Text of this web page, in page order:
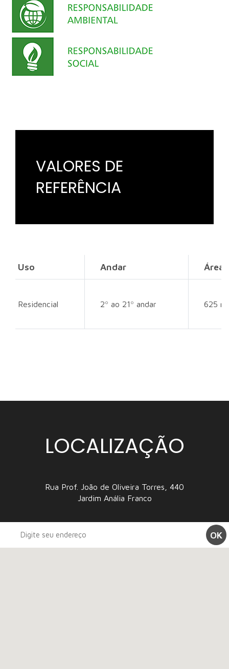
VALORES DE
REFERÊNCIA
Uso Andar Área
Residencial 2º ao 21º andar 625 m²
LOCALIZAÇÃO
Rua Prof. João de Oliveira Torres, 440
Jardim Anália Franco